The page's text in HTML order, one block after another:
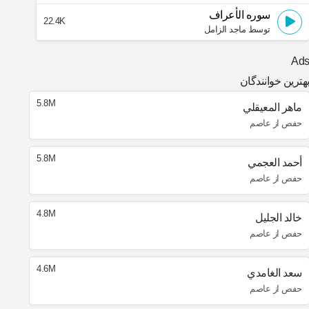
سوره الأعراف
توسط ماجد الزامل
22.4K
Ads
بهترین خوانندگان
ماهر المعيقلي
حفص از عاصم
5.8M
أحمد العجمي
حفص از عاصم
5.8M
خالد الجليل
حفص از عاصم
4.8M
سعد الغامدي
حفص از عاصم
4.6M